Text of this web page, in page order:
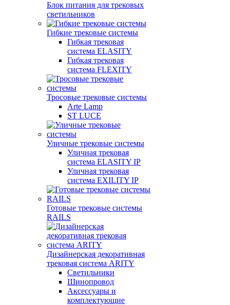
Блок питания для трековых
светильников
Гибкие трековые системы
Гибкая трековая
система ELASITY
Гибкая трековая
система FLEXITY
Тросовые трековые системы
Arte Lamp
ST LUCE
Уличные трековые системы
Уличная трековая
система ELASITY IP
Уличная трековая
система EXILITY IP
Готовые трековые системы
RAILS
Дизайнерская декоративная
трековая система ARITY
Светильники
Шинопровод
Аксессуары и
комплектующие